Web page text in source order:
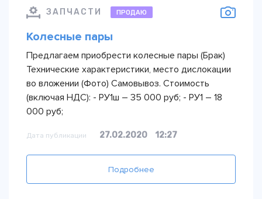
ЗАПЧАСТИ ПРОДАЮ
Колесные пары
Предлагаем приобрести колесные пары (Брак)
Технические характеристики, место дислокации
во вложении (Фото) Самовывоз. Стоимость
(включая НДС): - РУ1ш – 35 000 руб; - РУ1 – 18
000 руб;
Дата публикации 27.02.2020 12:27
Подробнее